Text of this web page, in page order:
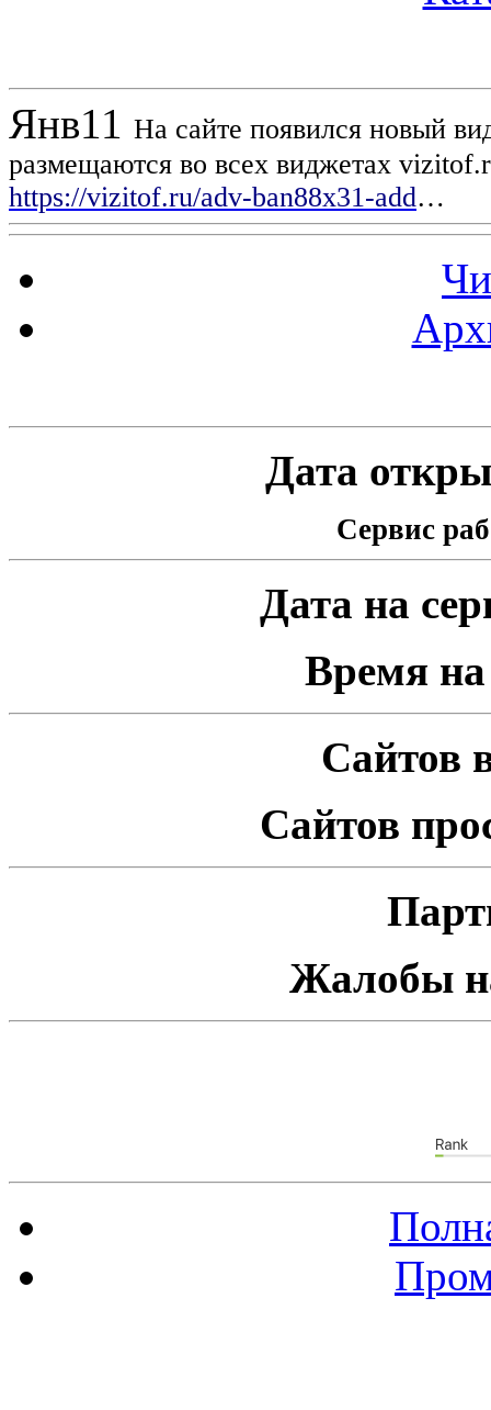
Янв11 На сайте появился новый
размещаются во всех виджетах
https://vizitof.ru/adv-ban88x31-add…
Дата
Сервис
Дата на
Время на
Сайтов
Сайтов
Жалобы